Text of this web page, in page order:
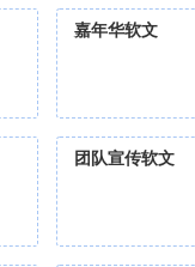
嘉年华软文
团队宣传软文